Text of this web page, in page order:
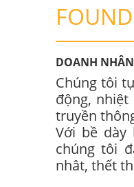
DOANH
Chúng tôi
động,
truyền
Với bề dày
chúng tôi
nhât, thết